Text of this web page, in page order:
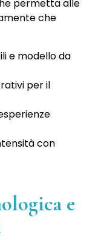
permetta alle
che
e modello da
per il
con
e